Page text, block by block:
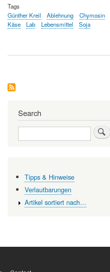
Tags
Günther Kreil
Ablehnung Chymosin
Käse
Lab Lebensmittel Soja
Search
Search
Tipps & Hinweise
Verlautbarungen
Artikel sortiert nach…